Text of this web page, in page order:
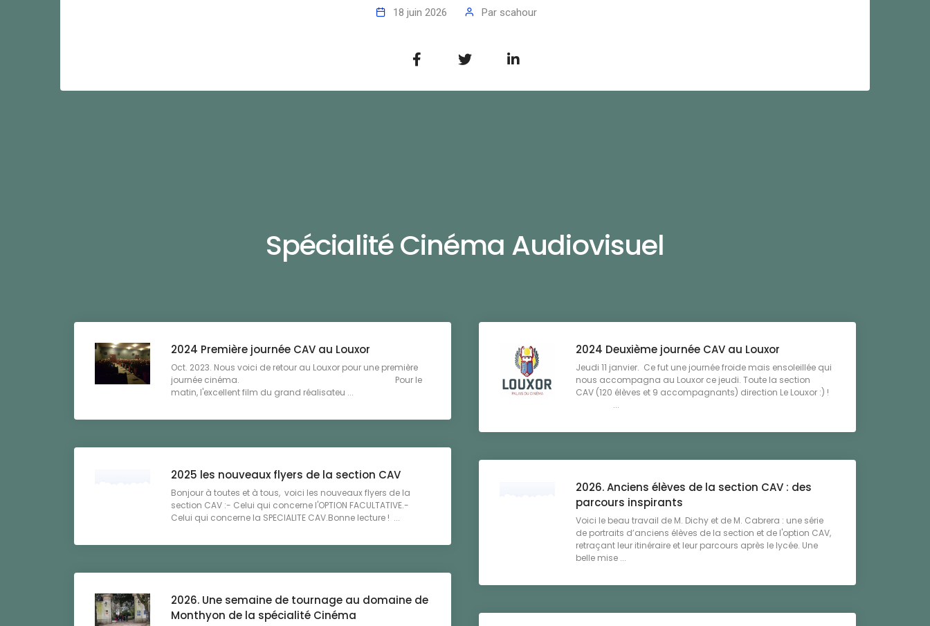
18 juin 2026 Par scahour
Spécialité Cinéma Audiovisuel
2024 Première journée CAV au Louxor
Oct. 2023. Nous voici de retour au Louxor pour une première
journée cinéma. Pour le
matin, l'excellent film du grand réalisateu ...
2024 Deuxième journée CAV au Louxor
Jeudi 11 janvier. Ce fut une journée froide mais ensoleillée qui
nous accompagna au Louxor ce jeudi. Toute la section
CAV (120 élèves et 9 accompagnants) direction Le Louxor :) !
...
2025 les nouveaux flyers de la section CAV
Bonjour à toutes et à tous, voici les nouveaux flyers de la
section CAV :- Celui qui concerne l'OPTION FACULTATIVE.-
Celui qui concerne la SPECIALITE CAV.Bonne lecture ! ...
2026. Anciens élèves de la section CAV : des
parcours inspirants
Voici le beau travail de M. Dichy et de M. Cabrera : une série
de portraits d’anciens élèves de la section et de l'option CAV,
retraçant leur itinéraire et leur parcours après le lycée. Une
belle mise ...
2026. Une semaine de tournage au domaine de
Monthyon de la spécialité Cinéma